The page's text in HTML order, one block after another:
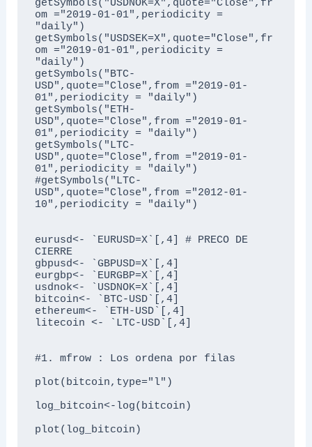
getSymbols("USDNOK=X",quote="Close",fr
om ="2019-01-01",periodicity =
"daily")
getSymbols("USDSEK=X",quote="Close",fr
om ="2019-01-01",periodicity =
"daily")
getSymbols("BTC-
USD",quote="Close",from ="2019-01-
01",periodicity = "daily")
getSymbols("ETH-
USD",quote="Close",from ="2019-01-
01",periodicity = "daily")
getSymbols("LTC-
USD",quote="Close",from ="2019-01-
01",periodicity = "daily")
#getSymbols("LTC-
USD",quote="Close",from ="2012-01-
10",periodicity = "daily")
eurusd<- `EURUSD=X`[,4] # PRECO DE
CIERRE
gbpusd<- `GBPUSD=X`[,4]
eurgbp<- `EURGBP=X`[,4]
usdnok<- `USDNOK=X`[,4]
bitcoin<- `BTC-USD`[,4]
ethereum<- `ETH-USD`[,4]
litecoin <- `LTC-USD`[,4]
#1. mfrow : Los ordena por filas
plot(bitcoin,type="l")
log_bitcoin<-log(bitcoin)
plot(log_bitcoin)